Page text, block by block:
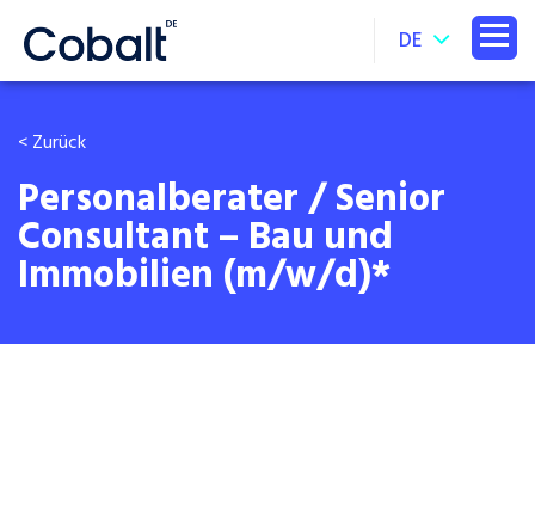
DE
< Zurück
Personalberater / Senior
Consultant – Bau und
Immobilien (m/w/d)*